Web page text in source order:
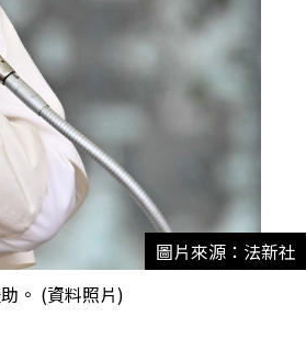
圖片來源：法新社
。 (資料照片)